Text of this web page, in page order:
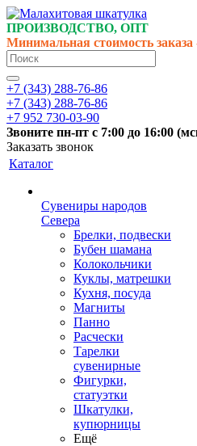
ПРОИЗВОДСТВО, ОПТ
Минимальная стоимость заказа
+7 (343) 288-76-86
+7 (343) 288-76-86
+7 952 730-03-90
Звоните пн-пт с 7:00 до 16:00 (
Заказать звонок
Каталог
Сувениры народов
Севера
Брелки, подвески
Бубен шамана
Колокольчики
Куклы, матрешки
Кухня, посуда
Магниты
Панно
Расчески
Тарелки
сувенирные
Фигурки,
статуэтки
Шкатулки,
купюрницы
Ещё